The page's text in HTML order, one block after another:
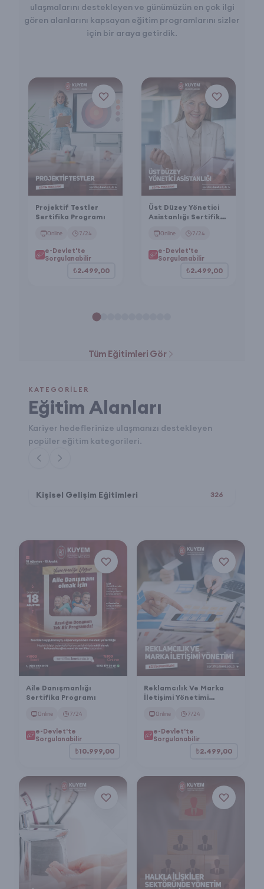
ulaşmalarını destekleyen ve günümüzün en çok ilgi
gören alanlarını kapsayan eğitim programlarını sizler
için bir araya getirdik.
Projektif Testler
Sertifika Programı
Online
7/24
e-Devlet'te
Sorgulanabilir
₺2.499,00
Üst Düzey Yönetici
Asistanlığı Sertifika
Online
7/24
e-Devlet'te
Sorgulanabilir
₺2.499,00
Tüm Eğitimleri Gör
KATEGORILER
Eğitim Alanları
Kariyer hedeflerinize ulaşmanızı destekleyen
popüler eğitim kategorileri.
Kişisel Gelişim Eğitimleri 326
Aile Danışmanlığı
Sertifika Programı
Online
7/24
e-Devlet'te
Sorgulanabilir
₺10.999,00
Reklamcılık Ve Marka
İletişimi Yönetimi
Online
7/24
e-Devlet'te
Sorgulanabilir
₺2.499,00